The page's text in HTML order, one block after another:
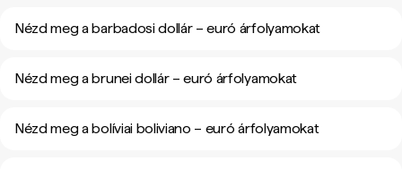
Nézd meg a barbadosi dollár – euró árfolyamokat
Nézd meg a brunei dollár – euró árfolyamokat
Nézd meg a bolíviai boliviano – euró árfolyamokat